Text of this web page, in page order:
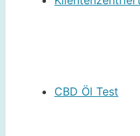
CBD Öl Test